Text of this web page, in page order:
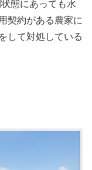
態にあっても水
契約がある農家に
して対処している